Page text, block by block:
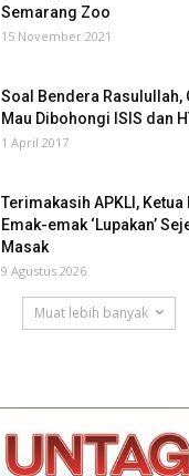
Semarang Zoo
15 November 2021
Soal Bendera Rasulullah,
Mau Dibohongi ISIS dan
1 April 2017
Terimakasih APKLI,
Emak-emak ‘Lupakan’
Masak
9 Agustus 2026
Muat lebih banyak